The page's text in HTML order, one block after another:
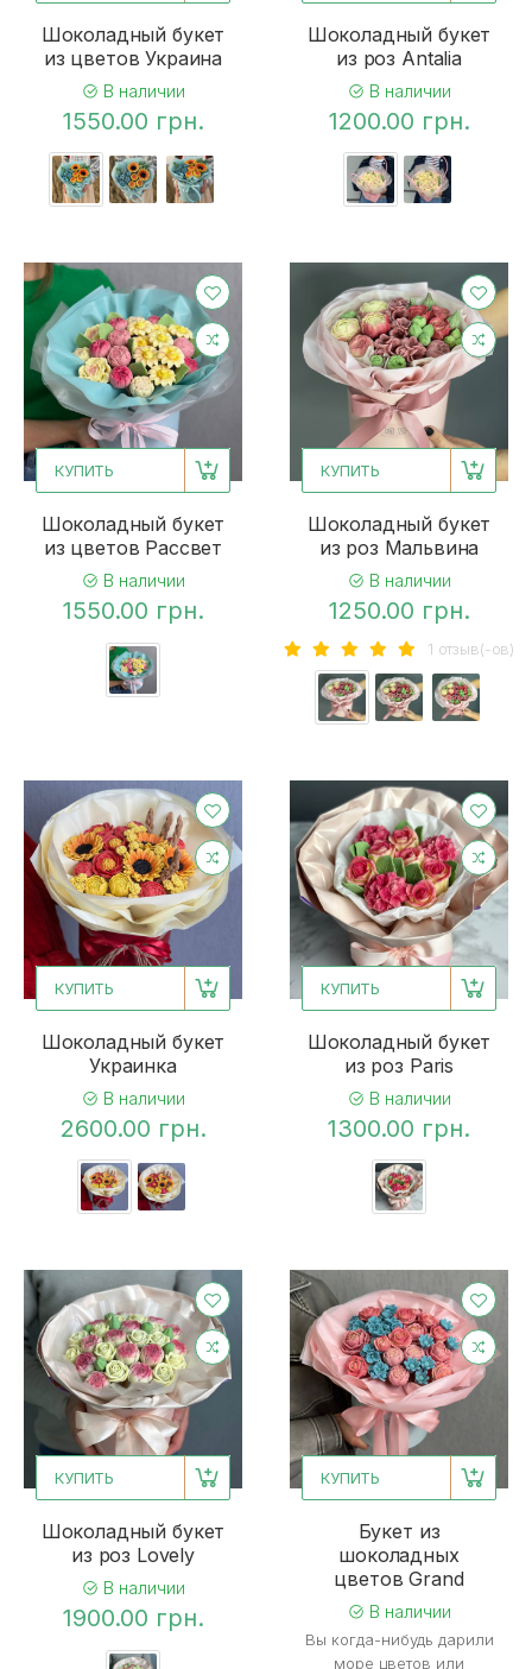
Шоколадный букет
из цветов Украина
В наличии
1550.00 грн.
Шоколадный букет
из роз Antalia
В наличии
1200.00 грн.
КУПИТЬ
Шоколадный букет
из цветов Рассвет
В наличии
1550.00 грн.
КУПИТЬ
Шоколадный букет
из роз Мальвина
В наличии
1250.00 грн.
1 отзыв(-ов)
КУПИТЬ
Шоколадный букет
Украинка
В наличии
2600.00 грн.
КУПИТЬ
Шоколадный букет
из роз Paris
В наличии
1300.00 грн.
КУПИТЬ
Шоколадный букет
из роз Lovely
В наличии
1900.00 грн.
КУПИТЬ
Букет из
шоколадных
цветов Grand
В наличии
Вы когда-нибудь дарили
море цветов или